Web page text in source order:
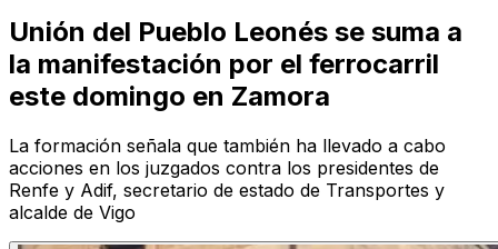
Unión del Pueblo Leonés se suma a
la manifestación por el ferrocarril
este domingo en Zamora
La formación señala que también ha llevado a cabo
acciones en los juzgados contra los presidentes de
Renfe y Adif, secretario de estado de Transportes y
alcalde de Vigo